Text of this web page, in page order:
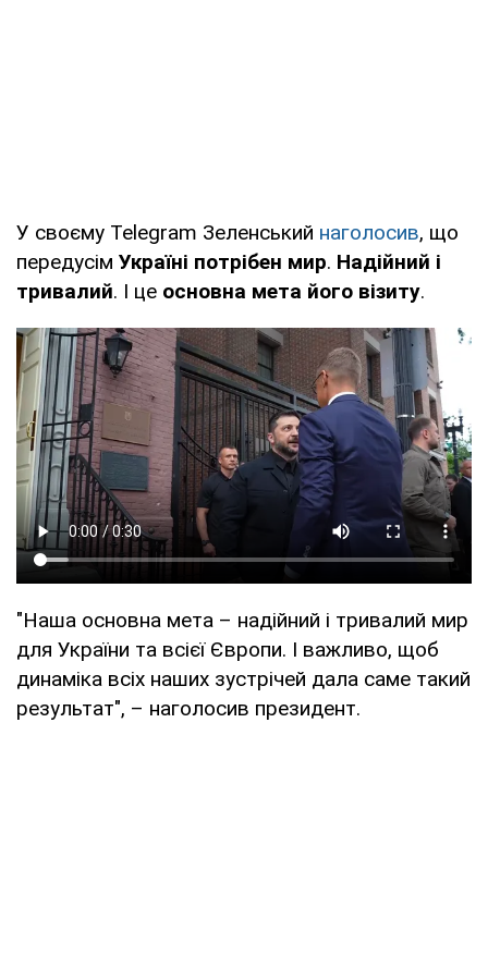
У своєму Telegram Зеленський наголосив, що
передусім Україні потрібен мир. Надійний і
тривалий. І це основна мета його візиту.
"Наша основна мета – надійний і тривалий мир
для України та всієї Європи. І важливо, щоб
динаміка всіх наших зустрічей дала саме такий
результат", – наголосив президент.